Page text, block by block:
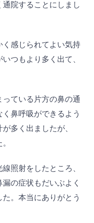
院することにしまし
感じられてよい気持
つもより多く出て、
ている片方の鼻の通
鼻呼吸ができるよう
多く出ましたが、
。
照射をしたところ、
の症状もだいぶよく
。本当にありがとう